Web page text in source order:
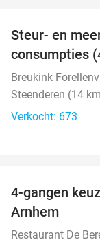
Steur- en
consumpties
Breukink
Steenderen (14
Verkocht: 673
4-gangen
Arnhem
Restaurant De